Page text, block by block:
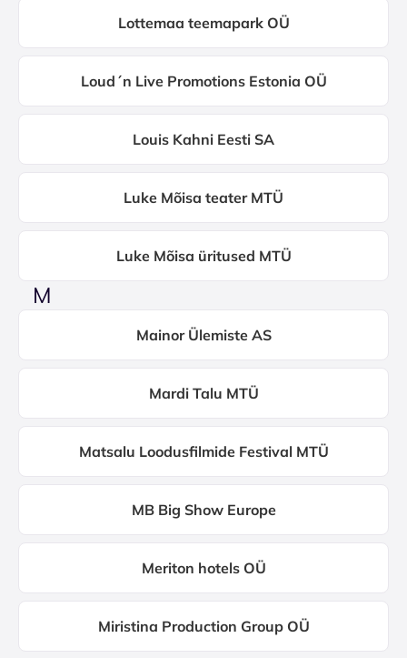
Lottemaa teemapark OÜ
Loud´n Live Promotions Estonia OÜ
Louis Kahni Eesti SA
Luke Mõisa teater MTÜ
Luke Mõisa üritused MTÜ
M
Mainor Ülemiste AS
Mardi Talu MTÜ
Matsalu Loodusfilmide Festival MTÜ
MB Big Show Europe
Meriton hotels OÜ
Miristina Production Group OÜ